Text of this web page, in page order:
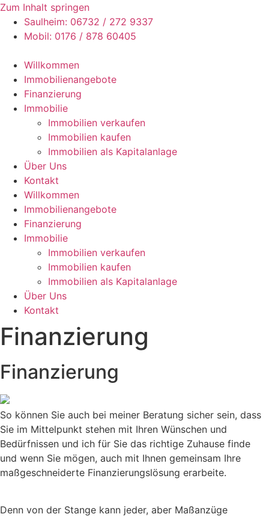
Zum Inhalt springen
Saulheim: 06732 / 272 9337
Mobil: 0176 / 878 60405
Willkommen
Immobilienangebote
Finanzierung
Immobilie
Immobilien verkaufen
Immobilien kaufen
Immobilien als Kapitalanlage
Über Uns
Kontakt
Willkommen
Immobilienangebote
Finanzierung
Immobilie
Immobilien verkaufen
Immobilien kaufen
Immobilien als Kapitalanlage
Über Uns
Kontakt
Finanzierung
Finanzierung
So können Sie auch bei meiner Beratung sicher sein, dass
Sie im Mittelpunkt stehen mit Ihren Wünschen und
Bedürfnissen und ich für Sie das richtige Zuhause finde
und wenn Sie mögen, auch mit Ihnen gemeinsam Ihre
maßgeschneiderte Finanzierungslösung erarbeite.
Denn von der Stange kann jeder, aber Maßanzüge